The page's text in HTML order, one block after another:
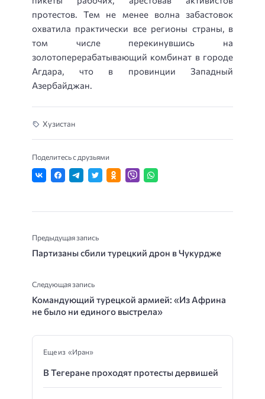
протестов. Тем не менее волна забастовок
охватила практически все регионы страны, в
том числе перекинувшись на
золотоперерабатывающий комбинат в городе
Агдара, что в провинции Западный
Азербайджан.
Хузистан
Поделитесь с друзьями
Предыдущая запись
Партизаны сбили турецкий дрон в Чукурдже
Следующая запись
Командующий турецкой армией: «Из Африна
не было ни единого выстрела»
Еще из «Иран»
В Тегеране проходят протесты дервишей